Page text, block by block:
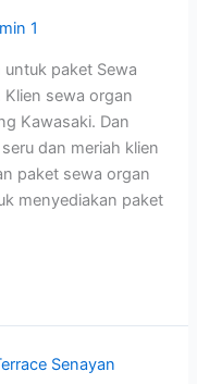
1
paket Sewa
Klien sewa organ
Kawasaki. Dan
dan meriah klien
paket sewa organ
menyediakan paket